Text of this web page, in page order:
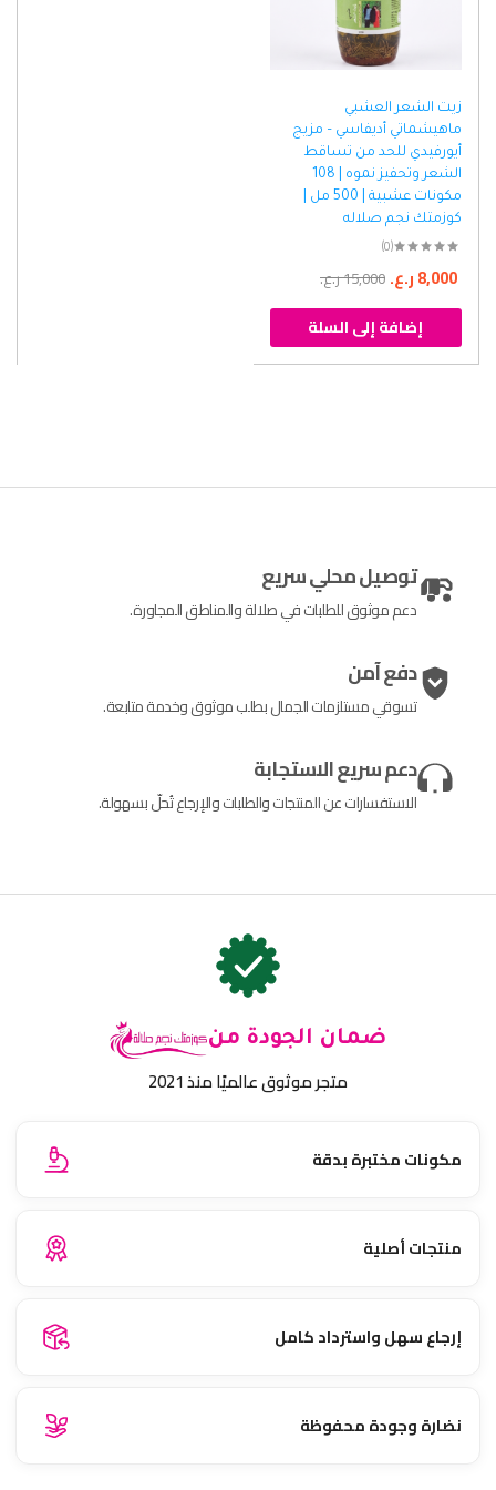
زيت الشعر العشبي
ماهيشماتي أديفاسي – مزيج
أيورفيدي للحد من تساقط
الشعر وتحفيز نموه | 108
مكونات عشبية | 500 مل |
كوزمتك نجم صلاله
(0)
15,000ر.ع. 8,000ر.ع.
إضافة إلى السلة
توصيل محلي سريع
دعم موثوق للطلبات في صلالة والمناطق المجاورة.
دفع آمن
تسوقي مستلزمات الجمال بطلب موثوق وخدمة متابعة.
دعم سريع الاستجابة
الاستفسارات عن المنتجات والطلبات والإرجاع تُحلّ بسهولة.
ضمان الجودة من
متجر موثوق عالميًا منذ 2021
مكونات مختبرة بدقة
منتجات أصلية
إرجاع سهل واسترداد كامل
نضارة وجودة محفوظة